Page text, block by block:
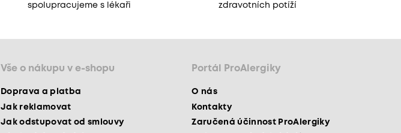
spolupracujeme s lékaři
zdravotních potíží
Vše o nákupu v e-shopu
Doprava a platba
Jak reklamovat
Jak odstupovat od smlouvy
Portál ProAlergiky
O nás
Kontakty
Zaručená účinnost ProAlergiky